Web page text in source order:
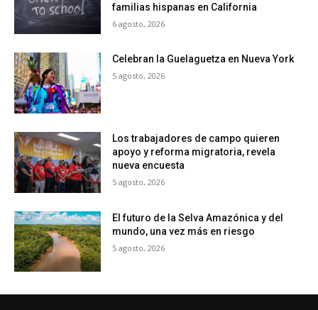
familias hispanas en California
6 agosto, 2026
Celebran la Guelaguetza en Nueva York
5 agosto, 2026
Los trabajadores de campo quieren
apoyo y reforma migratoria, revela
nueva encuesta
5 agosto, 2026
El futuro de la Selva Amazónica y del
mundo, una vez más en riesgo
5 agosto, 2026